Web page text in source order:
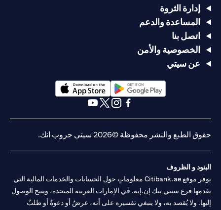
إدارة الثروة
المساعدة والدعم
اتصل بنا
الخصوصية والأمن
عن سيتي
opens in a new tab
opens in a new tab
حقوق الطبع والنشر محفوظة ©2026 سيتي جروب انك.
البنود و الظروف
يوفر موقع Citibank.ae معلوماتٍ حول الحسابات والخدمات المالية التي
يقدمها فرع سيتي بنك إن.إيه. في الإمارات العربية المتحدة، ويتيح الوصول
إليها. ولا يُقصد به، ولا ينبغي تفسيره على أنه، عرضٌ أو دعوةٌ أو طلبٌ